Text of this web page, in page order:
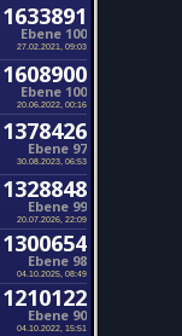
1633891
Ebene 100
27.02.2021, 09:03
1608900
Ebene 100
20.06.2022, 00:16
1378426
Ebene 97
30.08.2023, 06:53
1328848
Ebene 99
20.07.2026, 22:09
1300654
Ebene 98
04.10.2025, 08:49
1210122
Ebene 90
04.10.2022, 15:51